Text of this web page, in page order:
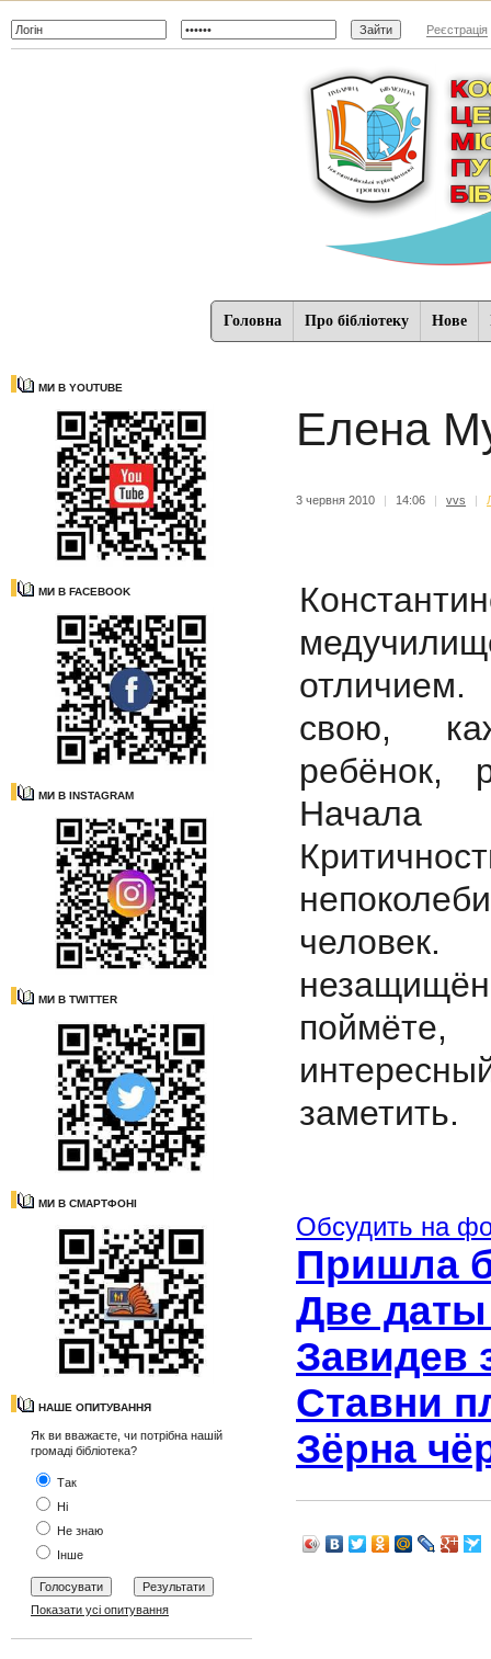
Реєстрація
Головна Про бібліотеку Нове
МИ В YOUTUBE
МИ В FACEBOOK
МИ В INSTAGRAM
МИ В TWITTER
МИ В СМАРТФОНІ
НАШЕ ОПИТУВАННЯ
Як ви вважаєте, чи потрібна нашій
громаді бібліотека?
Так
Ні
Не знаю
Інше
Показати усі опитування
Елена
3 червня 2010 | 14:06 | vvs |
свою,
ребёнок,
Начала
заметить.
Обсудить на
Пришла
Две
Завидев
Ставни
Зёрна